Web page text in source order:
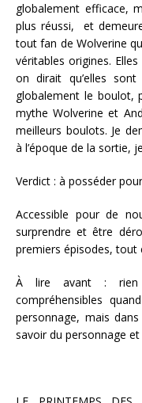
globalement efficace,
plus réussi, et
tout fan de Wolverine
véritables origines.
on dirait qu’elles
globalement le boulot,
mythe Wolverine et
meilleurs boulots. Je
à l’époque de la sortie,
Verdict : à posséder
Accessible pour de
surprendre et être
premiers épisodes, tout
À lire avant : rien
compréhensibles
personnage, mais
savoir du personnage